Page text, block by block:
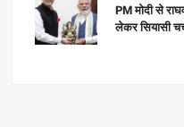
PM मोदी से
लेकर सियासी